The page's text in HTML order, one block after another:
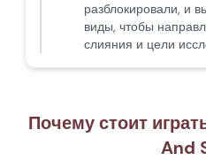
разблокировали, и
виды, чтобы
слияния и цели
Почему стоит
And